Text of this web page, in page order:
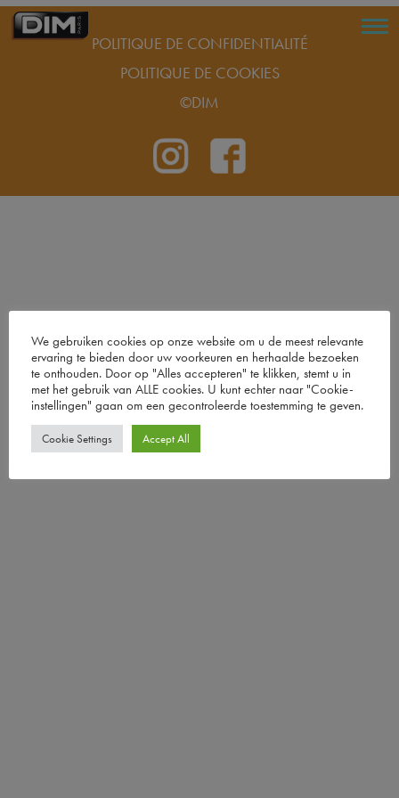
POLITIQUE DE CONFIDENTIALITÉ
POLITIQUE DE COOKIES
©DIM
We gebruiken cookies op onze website om u de meest relevante
ervaring te bieden door uw voorkeuren en herhaalde bezoeken
te onthouden. Door op "Alles accepteren" te klikken, stemt u in
met het gebruik van ALLE cookies. U kunt echter naar "Cookie-
instellingen" gaan om een ​​gecontroleerde toestemming te geven.
Cookie Settings Accept All